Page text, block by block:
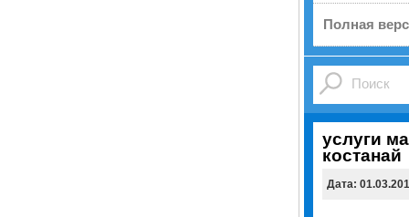
Полная
услуги
костанай
Дата: